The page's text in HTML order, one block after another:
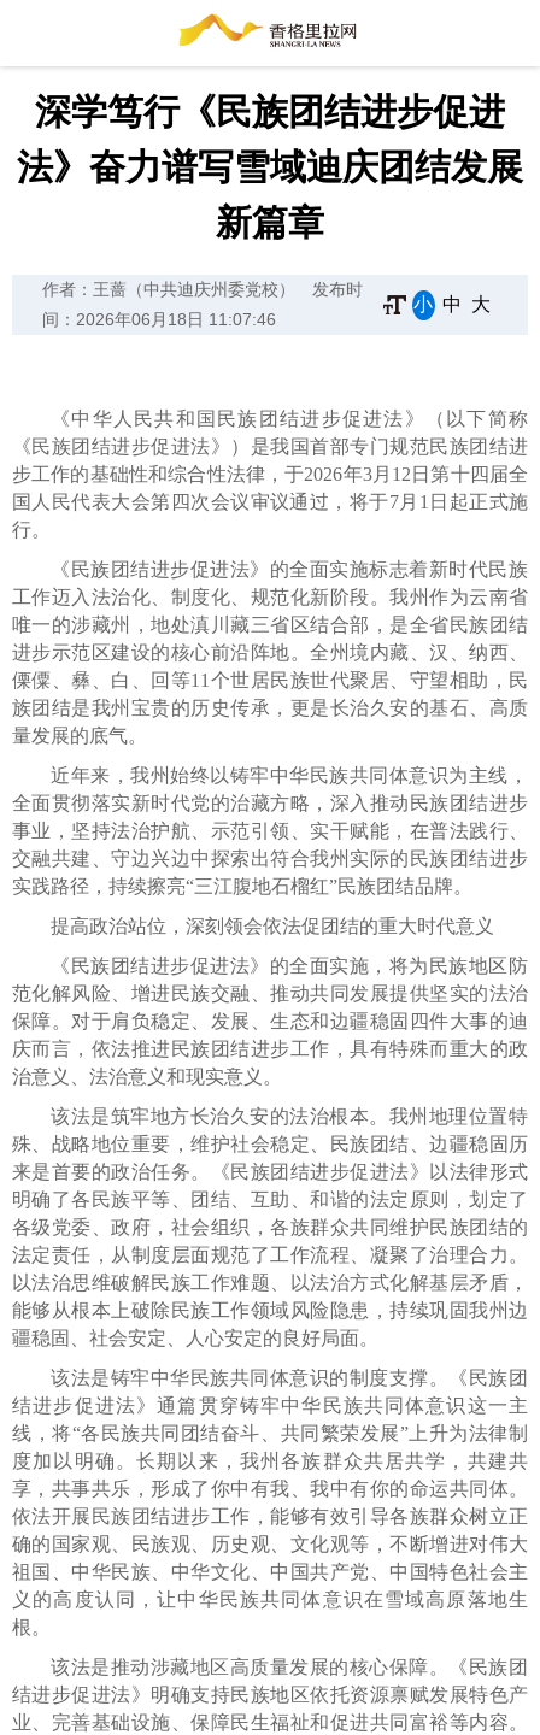
深学笃行《民族团结进步促进
法》奋力谱写雪域迪庆团结发展
新篇章
作者：王蔷（中共迪庆州委党校）
发布时
间：2026年06月18日 11:07:46
小 中 大
《中华人民共和国民族团结进步促进法》（以下简称
《民族团结进步促进法》）是我国首部专门规范民族团结进
步工作的基础性和综合性法律，于2026年3月12日第十四届全
国人民代表大会第四次会议审议通过，将于7月1日起正式施
行。
《民族团结进步促进法》的全面实施标志着新时代民族
工作迈入法治化、制度化、规范化新阶段。我州作为云南省
唯一的涉藏州，地处滇川藏三省区结合部，是全省民族团结
进步示范区建设的核心前沿阵地。全州境内藏、汉、纳西、
傈僳、彝、白、回等11个世居民族世代聚居、守望相助，民
族团结是我州宝贵的历史传承，更是长治久安的基石、高质
量发展的底气。
近年来，我州始终以铸牢中华民族共同体意识为主线，
全面贯彻落实新时代党的治藏方略，深入推动民族团结进步
事业，坚持法治护航、示范引领、实干赋能，在普法践行、
交融共建、守边兴边中探索出符合我州实际的民族团结进步
实践路径，持续擦亮“三江腹地石榴红”民族团结品牌。
提高政治站位，深刻领会依法促团结的重大时代意义
《民族团结进步促进法》的全面实施，将为民族地区防
范化解风险、增进民族交融、推动共同发展提供坚实的法治
保障。对于肩负稳定、发展、生态和边疆稳固四件大事的迪
庆而言，依法推进民族团结进步工作，具有特殊而重大的政
治意义、法治意义和现实意义。
该法是筑牢地方长治久安的法治根本。我州地理位置特
殊、战略地位重要，维护社会稳定、民族团结、边疆稳固历
来是首要的政治任务。《民族团结进步促进法》以法律形式
明确了各民族平等、团结、互助、和谐的法定原则，划定了
各级党委、政府，社会组织，各族群众共同维护民族团结的
法定责任，从制度层面规范了工作流程、凝聚了治理合力。
以法治思维破解民族工作难题、以法治方式化解基层矛盾，
能够从根本上破除民族工作领域风险隐患，持续巩固我州边
疆稳固、社会安定、人心安定的良好局面。
该法是铸牢中华民族共同体意识的制度支撑。《民族团
结进步促进法》通篇贯穿铸牢中华民族共同体意识这一主
线，将“各民族共同团结奋斗、共同繁荣发展”上升为法律制
度加以明确。长期以来，我州各族群众共居共学，共建共
享，共事共乐，形成了你中有我、我中有你的命运共同体。
依法开展民族团结进步工作，能够有效引导各族群众树立正
确的国家观、民族观、历史观、文化观等，不断增进对伟大
祖国、中华民族、中华文化、中国共产党、中国特色社会主
义的高度认同，让中华民族共同体意识在雪域高原落地生
根。
该法是推动涉藏地区高质量发展的核心保障。《民族团
结进步促进法》明确支持民族地区依托资源禀赋发展特色产
业、完善基础设施、保障民生福祉和促进共同富裕等内容。